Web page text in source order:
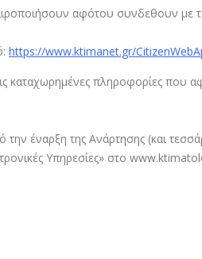
αφότου συνδεθουν με
https://www.ktimanet.gr/
πληροφορίες που
έναρξη της Ανάρτησης (και
Υπηρεσίες» στο